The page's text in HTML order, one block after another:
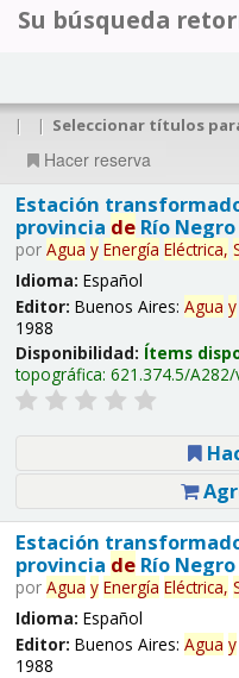
Su búsqueda
| | Seleccionar títulos
Hacer reserva
Estación
provincia deRío Negro
por Agua y Energía Eléctrica,
Idioma: Español
Editor: Buenos Aires: Agua y
1988
Disponibilidad: Ítems
topográfica: 621.374.5/A282/
Estación
provincia deRío Negro
por Agua y Energía Eléctrica,
Idioma: Español
Editor: Buenos Aires: Agua y
1988